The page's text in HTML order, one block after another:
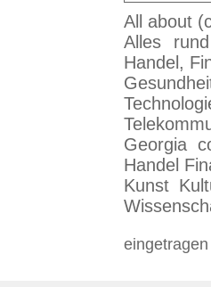
All about
Alles
Handel,
Georgia
Handel
Kunst